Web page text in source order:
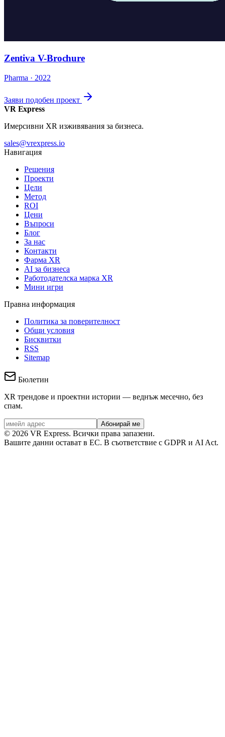
Zentiva V-Brochure
Pharma · 2022
Заяви подобен проект
VR Express
Имерсивни XR изживявания за бизнеса.
sales@vrexpress.io
Навигация
Решения
Проекти
Цели
Метод
ROI
Цени
Въпроси
Блог
За нас
Контакти
Фарма XR
AI за бизнеса
Работодателска марка XR
Мини игри
Правна информация
Политика за поверителност
Общи условия
Бисквитки
RSS
Sitemap
Бюлетин
XR трендове и проектни истории — веднъж месечно, без
спам.
Абонирай ме
© 2026 VR Express. Всички права запазени.
Вашите данни остават в ЕС. В съответствие с GDPR и AI Act.